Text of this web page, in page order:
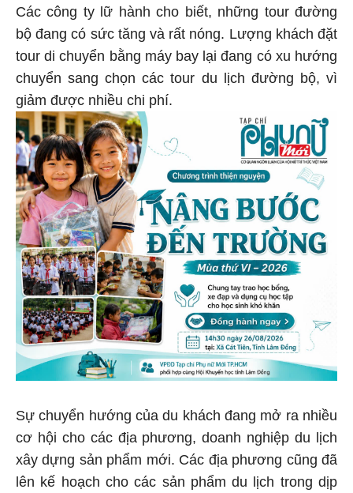
Các công ty lữ hành cho biết, những tour đường
bộ đang có sức tăng và rất nóng. Lượng khách đặt
tour di chuyển bằng máy bay lại đang có xu hướng
chuyển sang chọn các tour du lịch đường bộ, vì
giảm được nhiều chi phí.
Sự chuyển hướng của du khách đang mở ra nhiều
cơ hội cho các địa phương, doanh nghiệp du lịch
xây dựng sản phẩm mới. Các địa phương cũng đã
lên kế hoạch cho các sản phẩm du lịch trong dịp